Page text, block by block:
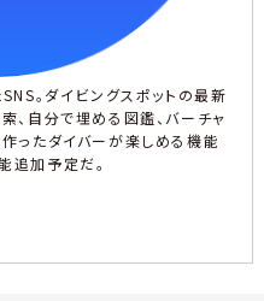
。ダイビングスポットの最新
、自分で埋める図鑑、バーチャ
ったダイバーが楽しめる機能
追加予定だ。